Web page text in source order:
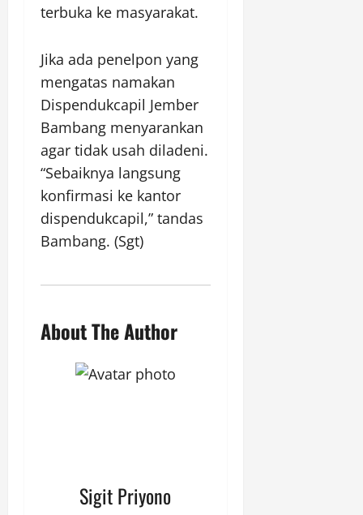
terbuka ke masyarakat.
Jika ada penelpon yang
mengatas namakan
Dispendukcapil Jember
Bambang menyarankan
agar tidak usah diladeni.
“Sebaiknya langsung
konfirmasi ke kantor
dispendukcapil,” tandas
Bambang. (Sgt)
About The Author
Sigit Priyono